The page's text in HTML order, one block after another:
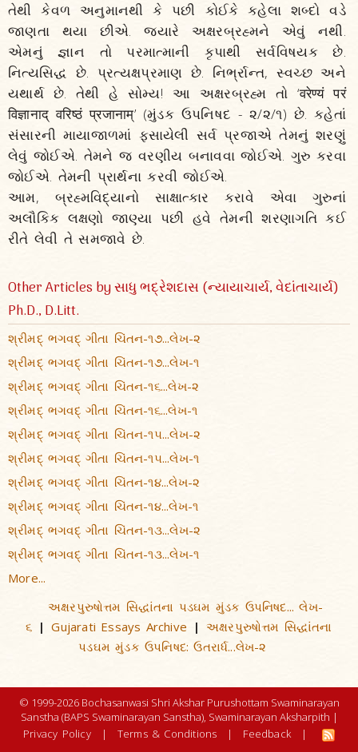
તેથી કેવળ અનુમાનથી કે પછી કોઈકે કહેલા શબ્દો વડે
જાણતા થયા છીએ. જ્યારે અક્ષરબ્રહ્મને એવું નથી.
એમનું જ્ઞાન તો પરમાત્માની કૃપાથી સર્વવિષયક છે.
નિત્યસિદ્ધ છે. પ્રત્યક્ષપ્રમાણ છે. નિર્ભ્રાન્ત, સ્વચ્છ અને
યથાર્થ છે. તેથી હે સોમ્ય! આ અક્ષરબ્રહ્મ તો ‘वरेण्यं परं
विज्ञानाद् वरिष्ठं प्रजानाम्’ (મુંડક ઉપનિષદ - ૨/૨/૧) છે. કહેતાં
સંસારની માયાજાળમાં ફસાયેલી સર્વ પ્રજાએ તેમનું શરણું
લેવું જોઈએ. તેમને જ વરણીય બનાવવા જોઈએ. ગુરુ કરવા
જોઈએ. તેમની પ્રાર્થના કરવી જોઈએ.
આમ, બ્રહ્મવિદ્યાનો સાક્ષાત્કાર કરાવે એવા ગુરુનાં
અલૌકિક લક્ષણો જાણ્યા પછી હવે તેમની શરણાગતિ કઈ
રીતે લેવી તે સમજાવે છે.
Other Articles by સાધુ ભદ્રેશદાસ (ન્યાયાચાર્ય, વેદાંતાચાર્ય)
Ph.D., D.Litt.
શ્રીમદ્ ભગવદ્ ગીતા ચિંતન-૧૭...લેખ-૨
શ્રીમદ્ ભગવદ્ ગીતા ચિંતન-૧૭...લેખ-૧
શ્રીમદ્ ભગવદ્ ગીતા ચિંતન-૧૬...લેખ-૨
શ્રીમદ્ ભગવદ્ ગીતા ચિંતન-૧૬...લેખ-૧
શ્રીમદ્ ભગવદ્ ગીતા ચિંતન-૧૫...લેખ-૨
શ્રીમદ્ ભગવદ્ ગીતા ચિંતન-૧૫...લેખ-૧
શ્રીમદ્ ભગવદ્ ગીતા ચિંતન-૧૪...લેખ-૨
શ્રીમદ્ ભગવદ્ ગીતા ચિંતન-૧૪...લેખ-૧
શ્રીમદ્ ભગવદ્ ગીતા ચિંતન-૧૩...લેખ-૨
શ્રીમદ્ ભગવદ્ ગીતા ચિંતન-૧૩...લેખ-૧
More...
અક્ષરપુરુષોત્તમ સિદ્ધાંતના પડઘમ મુંડક ઉપનિષદ... લેખ-
૬ |Gujarati Essays Archive |અક્ષરપુરુષોત્તમ સિદ્ધાંતના
પડઘમ મુંડક ઉપનિષદ: ઉતરાર્ધ...લેખ-૨
© 1999-2026 Bochasanwasi Shri Akshar Purushottam Swaminarayan
Sanstha (BAPS Swaminarayan Sanstha), Swaminarayan Aksharpith |
Privacy Policy
| Terms & Conditions | Feedback |